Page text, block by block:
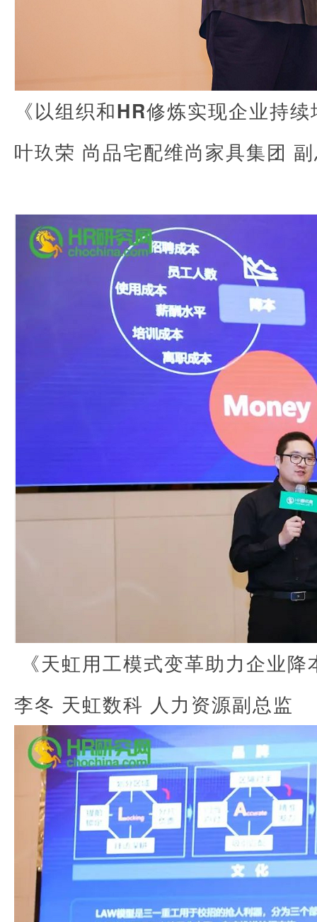
《以组织和HR修炼实现企业持
叶玖荣 尚品宅配维尚家具集团
《天虹用工模式变革助力企业降
李冬 天虹数科 人力资源副总监